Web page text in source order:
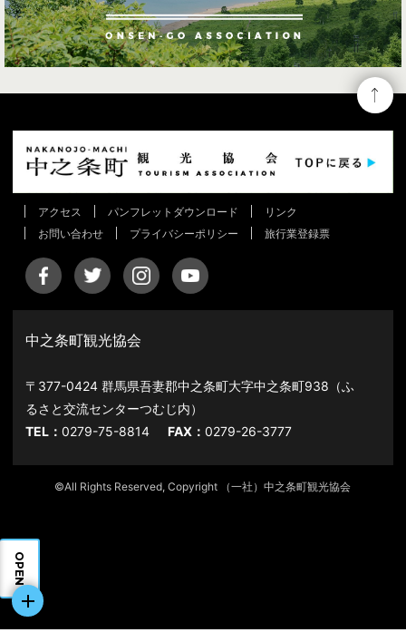
OPEN
アクセス パンフレットダウンロード
リンク
お問い合わせ
プライバシーポリシー 旅行業登録票
中之条町観光協会
〒377-0424 群馬県吾妻郡中之条町大字中之条町938（ふ
るさと交流センターつむじ内）
TEL：0279-75-8814 FAX：0279-26-3777
©All Rights Reserved, Copyright （一社）中之条町観光協会